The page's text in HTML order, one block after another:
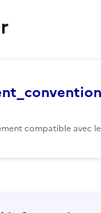
compatible avec